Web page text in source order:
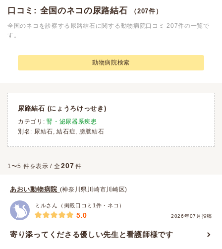
口コミ: 全国のネコの尿路結石 （207件）
全国のネコを診察する尿路結石に関する動物病院口コミ 207件の一覧で
す。
動物病院検索
尿路結石 (にょうろけっせき)
カテゴリ:腎・泌尿器系疾患
別名: 尿結石, 結石症, 膀胱結石
1〜5 件を表示 / 全207 件
あおい動物病院 (神奈川県川崎市川崎区)
ミルさん（掲載口コミ1件・ネコ）
2026年07月投稿
5.0
寄り添ってくださる優しい先生と看護師様です